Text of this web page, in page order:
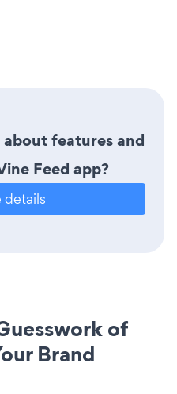
features and
Feed app?
details
of
Brand